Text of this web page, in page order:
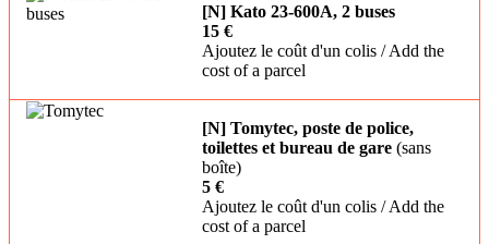
[N] Kato 23-600A, 2 buses
15 €
Ajoutez le coût d'un colis / Add the
cost of a parcel
[N] Tomytec, poste de police,
toilettes et bureau de gare (sans
boîte)
5 €
Ajoutez le coût d'un colis / Add the
cost of a parcel